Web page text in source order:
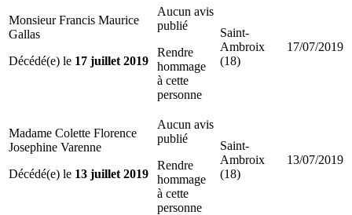
Monsieur Francis Maurice
Gallas
Décédé(e) le 17 juillet 2019
Aucun avis
publié
Rendre
hommage
à cette
personne
Saint-
Ambroix
(18)
17/07/2019
Madame Colette Florence
Josephine Varenne
Décédé(e) le 13 juillet 2019
Aucun avis
publié
Rendre
hommage
à cette
personne
Saint-
Ambroix
(18)
13/07/2019